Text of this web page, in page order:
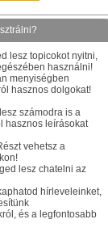
lesz topicokot nyitni,
használni!
menyiségben
hasznos dolgokat!
számodra is a
hasznos leírásokat
vehetsz a
lesz chatelni az
hírleveleinket,
és a legfontosabb